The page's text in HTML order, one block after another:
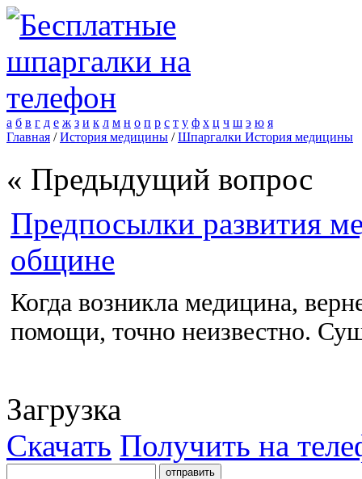
а б в г д е ж з и к л м н о п р с т у ф х ц ч ш э ю я
Главная /История медицины /Шпаргалки История медицины
« Предыдущий вопрос
Предпосылки развития
общине
Когда возникла медицина,
помощи, точно неизвестно.
Загрузка
Скачать Получить на